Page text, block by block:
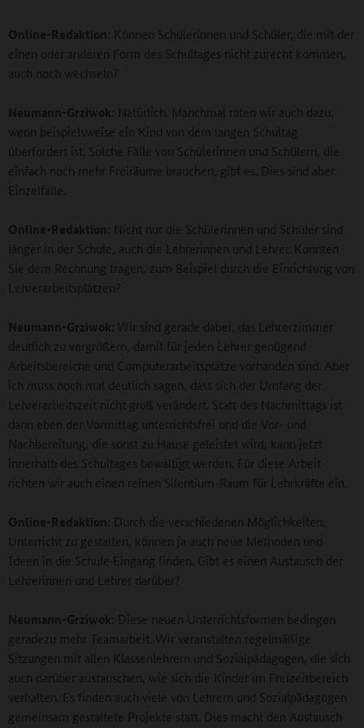
Online-Redaktion: Können Schülerinnen und Schüler, die mit der
einen oder anderen Form des Schultages nicht zurecht kommen,
auch noch wechseln?
Neumann-Grziwok: Natürlich. Manchmal raten wir auch dazu,
wenn beispielsweise ein Kind von dem langen Schultag
überfordert ist. Solche Fälle von Schülerinnen und Schülern, die
einfach noch mehr Freiräume brauchen, gibt es. Dies sind aber
Einzelfälle.
Online-Redaktion: Nicht nur die Schülerinnen und Schüler sind
länger in der Schule, auch die Lehrerinnen und Lehrer. Konnten
Sie dem Rechnung tragen, zum Beispiel durch die Einrichtung von
Lehrerarbeitsplätzen?
Neumann-Grziwok: Wir sind gerade dabei, das Lehrerzimmer
deutlich zu vergrößern, damit für jeden Lehrer genügend
Arbeitsbereiche und Computerarbeitsplätze vorhanden sind. Aber
ich muss noch mal deutlich sagen, dass sich der Umfang der
Lehrerarbeitszeit nicht groß verändert. Statt des Nachmittags ist
dann eben der Vormittag unterrichtsfrei und die Vor- und
Nachbereitung, die sonst zu Hause geleistet wird, kann jetzt
innerhalb des Schultages bewältigt werden. Für diese Arbeit
richten wir auch einen reinen Silentium-Raum für Lehrkräfte ein.
Online-Redaktion: Durch die verschiedenen Möglichkeiten,
Unterricht zu gestalten, können ja auch neue Methoden und
Ideen in die Schule Eingang finden. Gibt es einen Austausch der
Lehrerinnen und Lehrer darüber?
Neumann-Grziwok: Diese neuen Unterrichtsformen bedingen
geradezu mehr Teamarbeit. Wir veranstalten regelmäßige
Sitzungen mit allen Klassenlehrern und Sozialpädagogen, die sich
auch darüber austauschen, wie sich die Kinder im Freizeitbereich
verhalten. Es finden auch viele von Lehrern und Sozialpädagogen
gemeinsam gestaltete Projekte statt. Dies macht den Austausch